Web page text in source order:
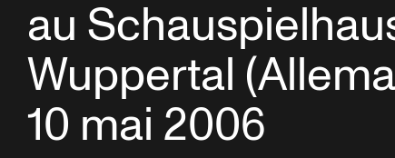
au
Wuppertal
10 mai 2006